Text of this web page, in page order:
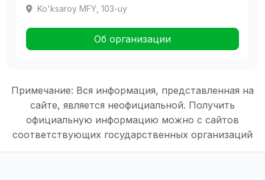
Ko'ksaroy MFY, 103-uy
Об организации
Примечание: Вся информация, представленная на
сайте, является неофициальной. Получить
официальную информацию можно с сайтов
соответствующих государственных организаций